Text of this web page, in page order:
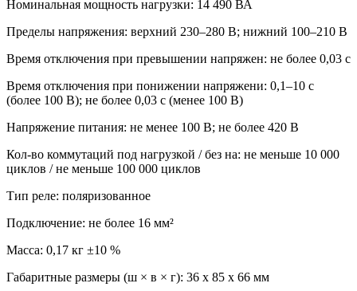
Номинальная мощность нагрузки: 14 490 ВА
Пределы напряжения: верхний 230–280 В; нижний 100–210 В
Время отключения при превышении напряжен: не более 0,03 с
Время отключения при понижении напряжени: 0,1–10 c
(более 100 В); не более 0,03 с (менее 100 В)
Напряжение питания: не менее 100 В; не более 420 В
Кол-во коммутаций под нагрузкой / без на: не меньше 10 000
циклов / не меньше 100 000 циклов
Тип реле: поляризованное
Подключение: не более 16 мм²
Масса: 0,17 кг ±10 %
Габаритные размеры (ш × в × г): 36 х 85 х 66 мм